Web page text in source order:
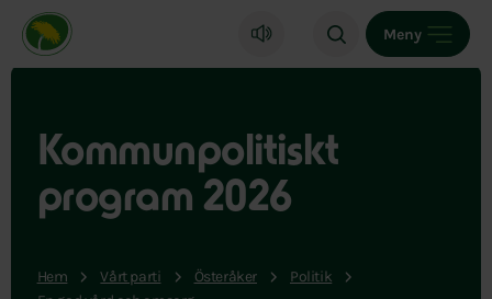
Miljöpartiet de gröna, startsida
Meny
Kommunpolitiskt
program 2026
Hem Vårt parti Österåker
Politik